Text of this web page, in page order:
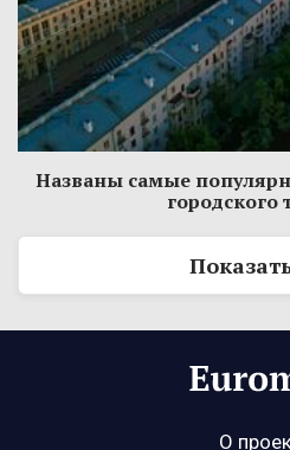
Названы самые
городского
О